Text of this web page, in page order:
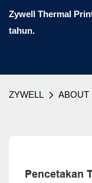
Zywell Thermal
tahun.
ZYWELL ABOUT
Pencetakan